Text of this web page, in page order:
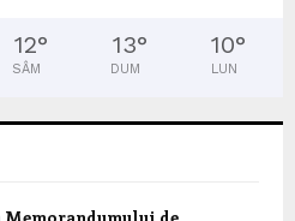
12°
SÂM
13°
DUM
10°
LUN